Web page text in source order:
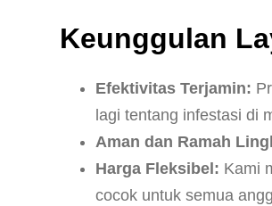
Keunggulan
Efektivitas Terjamin:
lagi tentang infestasi di
Aman dan Ramah
Harga Fleksibel: Kami
cocok untuk semua